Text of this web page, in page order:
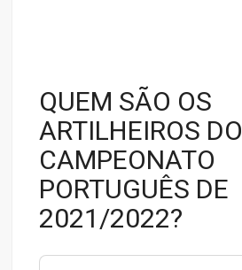
QUEM SÃO OS
ARTILHEIROS DO
CAMPEONATO
PORTUGUÊS DE
2021/2022?